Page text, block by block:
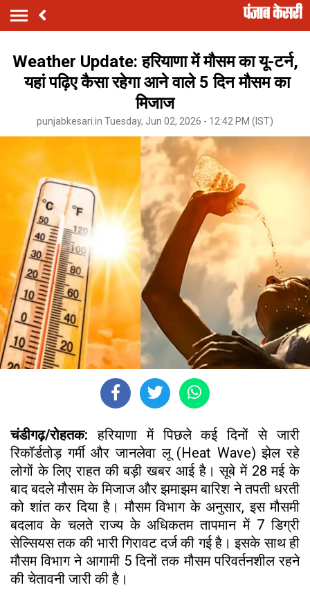
Weather Update: हरियाणा में मौसम का यू-टर्न,
यहां पढ़िए कैसा रहेगा आने वाले 5 दिन मौसम का
मिजाज
punjabkesari.in Tuesday, Jun 02, 2026 - 12:42 PM (IST)
चंडीगढ़/रोहतक: हरियाणा में पिछले कई दिनों से जारी
रिकॉर्डतोड़ गर्मी और जानलेवा लू (Heat Wave) झेल रहे
लोगों के लिए राहत की बड़ी खबर आई है। सूबे में 28 मई के
बाद बदले मौसम के मिजाज और झमाझम बारिश ने तपती धरती
को शांत कर दिया है। मौसम विभाग के अनुसार, इस मौसमी
बदलाव के चलते राज्य के अधिकतम तापमान में 7 डिग्री
सेल्सियस तक की भारी गिरावट दर्ज की गई है। इसके साथ ही
मौसम विभाग ने आगामी 5 दिनों तक मौसम परिवर्तनशील रहने
की चेतावनी जारी की है।